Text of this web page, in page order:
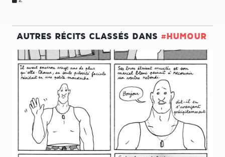
AUTRES RÉCITS CLASSÉS DANS #HUMOUR